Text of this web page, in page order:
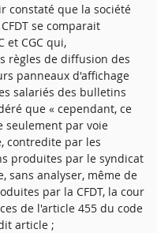
constaté que la société
se comparait
et CGC qui,
règles de diffusion des
panneaux d'affichage
salariés des bulletins
que « cependant, ce
seulement par voie
contredite par les
produites par le syndicat
sans analyser, même de
par la CFDT, la cour
de l'article 455 du code
article ;